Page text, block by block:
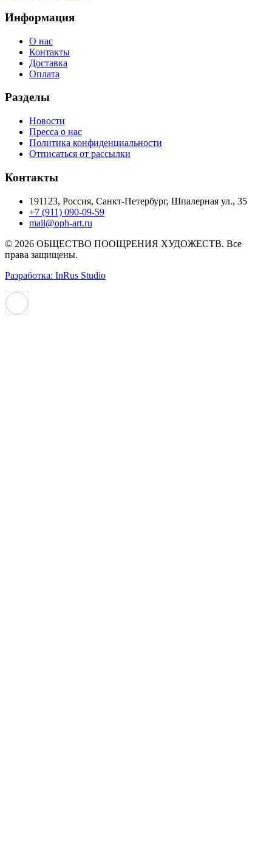
Информация
О нас
Контакты
Доставка
Оплата
Разделы
Новости
Пресса о нас
Политика конфиденциальности
Отписаться от рассылки
Контакты
191123, Россия, Санкт-Петербург, Шпалерная ул., 35
+7 (911) 090-09-59
mail@oph-art.ru
© 2026 ОБЩЕСТВО ПООЩРЕНИЯ ХУДОЖЕСТВ. Все
права защищены.
Разработка: InRus Studio